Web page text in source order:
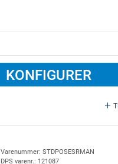
KONFIGURER
Varenummer: STDPOSESRMAN
DPS varenr.: 121087